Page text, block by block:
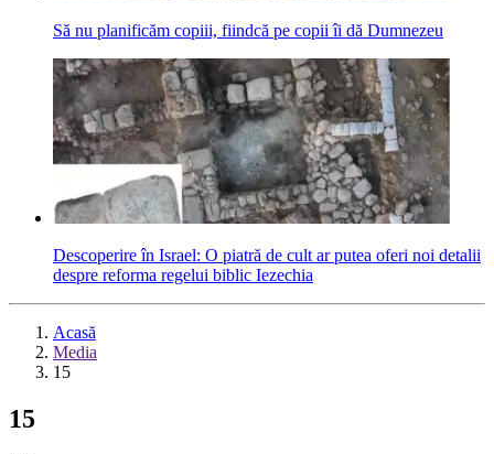
Să nu planificăm copiii, fiindcă pe copii îi dă Dumnezeu
Descoperire în Israel: O piatră de cult ar putea oferi noi detalii
despre reforma regelui biblic Iezechia
Acasă
Media
15
15